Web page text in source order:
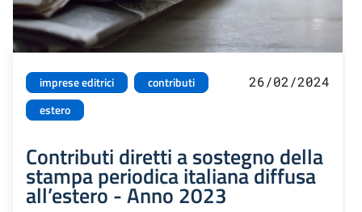
imprese editrici
contributi
estero
26/02/2024
Contributi diretti a sostegno della
stampa periodica italiana diffusa
all’estero - Anno 2023